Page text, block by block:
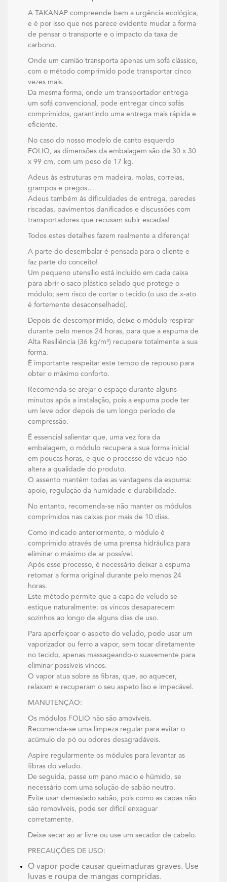
A TAKANAP compreende bem a urgência ecológica,
e é por isso que nos parece evidente mudar a forma
de pensar o transporte e o impacto da taxa de
carbono.
Onde um camião transporta apenas um sofá clássico,
com o método comprimido pode transportar cinco
vezes mais.
Da mesma forma, onde um transportador entrega
um sofá convencional, pode entregar cinco sofás
comprimidos, garantindo uma entrega mais rápida e
eficiente.
No caso do nosso modelo de canto esquerdo
FOLIO, as dimensões da embalagem são de 30 x 30
x 99 cm, com um peso de 17 kg.
Adeus às estruturas em madeira, molas, correias,
grampos e pregos…
Adeus também às dificuldades de entrega, paredes
riscadas, pavimentos danificados e discussões com
transportadores que recusam subir escadas!
Todos estes detalhes fazem realmente a diferença!
A parte do desembalar é pensada para o cliente e
faz parte do conceito!
Um pequeno utensílio está incluído em cada caixa
para abrir o saco plástico selado que protege o
módulo; sem risco de cortar o tecido (o uso de x-ato
é fortemente desaconselhado).
Depois de descomprimido, deixe o módulo respirar
durante pelo menos 24 horas, para que a espuma de
Alta Resiliência (36 kg/m³) recupere totalmente a sua
forma.
É importante respeitar este tempo de repouso para
obter o máximo conforto.
Recomenda-se arejar o espaço durante alguns
minutos após a instalação, pois a espuma pode ter
um leve odor depois de um longo período de
compressão.
É essencial salientar que, uma vez fora da
embalagem, o módulo recupera a sua forma inicial
em poucas horas, e que o processo de vácuo não
altera a qualidade do produto.
O assento mantém todas as vantagens da espuma:
apoio, regulação da humidade e durabilidade.
No entanto, recomenda-se não manter os módulos
comprimidos nas caixas por mais de 10 dias.
Como indicado anteriormente, o módulo é
comprimido através de uma prensa hidráulica para
eliminar o máximo de ar possível.
Após esse processo, é necessário deixar a espuma
retomar a forma original durante pelo menos 24
horas.
Este método permite que a capa de veludo se
estique naturalmente: os vincos desaparecem
sozinhos ao longo de alguns dias de uso.
Para aperfeiçoar o aspeto do veludo, pode usar um
vaporizador ou ferro a vapor, sem tocar diretamente
no tecido, apenas massageando-o suavemente para
eliminar possíveis vincos.
O vapor atua sobre as fibras, que, ao aquecer,
relaxam e recuperam o seu aspeto liso e impecável.
MANUTENÇÃO:
Os módulos FOLIO não são amovíveis.
Recomenda-se uma limpeza regular para evitar o
acúmulo de pó ou odores desagradáveis.
Aspire regularmente os módulos para levantar as
fibras do veludo.
De seguida, passe um pano macio e húmido, se
necessário com uma solução de sabão neutro.
Evite usar demasiado sabão, pois como as capas não
são removíveis, pode ser difícil enxaguar
corretamente.
Deixe secar ao ar livre ou use um secador de cabelo.
PRECAUÇÕES DE USO:
O vapor pode causar queimaduras graves. Use
luvas e roupa de mangas compridas.